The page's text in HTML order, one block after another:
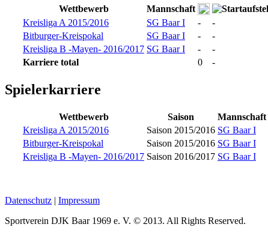
Wettbewerb
Mannschaft
Kreisliga A 2015/2016
SG Baar I - -
Bitburger-Kreispokal
SG Baar I - -
Kreisliga B -Mayen- 2016/2017 SG Baar I - -
Karriere total
0 -
Spielerkarriere
Wettbewerb Saison Mannschaft
Kreisliga A 2015/2016
Saison 2015/2016 SG Baar I
Bitburger-Kreispokal
Saison 2015/2016 SG Baar I
Kreisliga B -Mayen- 2016/2017 Saison 2016/2017 SG Baar I
Datenschutz | Impressum
Sportverein DJK Baar 1969 e. V. © 2013. All Rights Reserved.